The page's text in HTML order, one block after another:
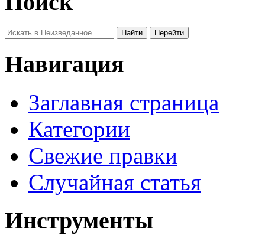
Навигация
Заглавная страница
Категории
Свежие правки
Случайная статья
Инструменты